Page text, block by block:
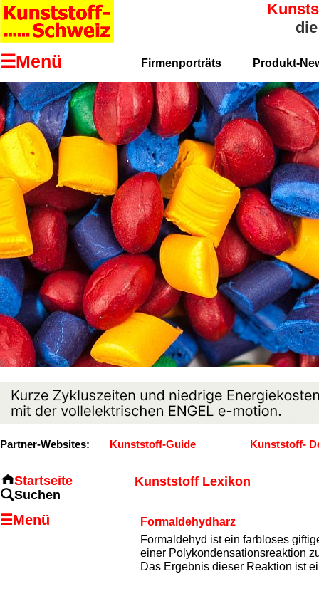
Kunststoff Lexikon
Formaldehydharz
Formaldehyd ist ein farbloses
einer Polykondensationsreaktion
Das Ergebnis dieser Reaktion ist
Partner-Websites: Kunststoff-Guide Kunststoff-
Startseite
Suchen
☰Menü
☰Menü
Firmenporträts Produkt-